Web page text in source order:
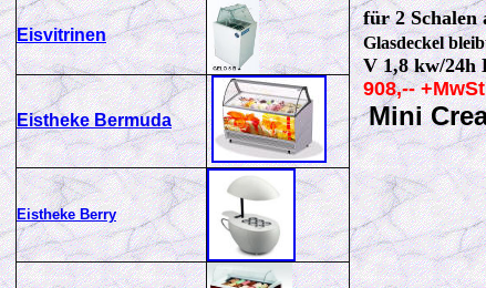
Eisvitrinen
Eistheke Bermuda
Eistheke Berry
für 2 Schalen
Glasdeckel
V 1,8 kw/24h
908,--
Mini